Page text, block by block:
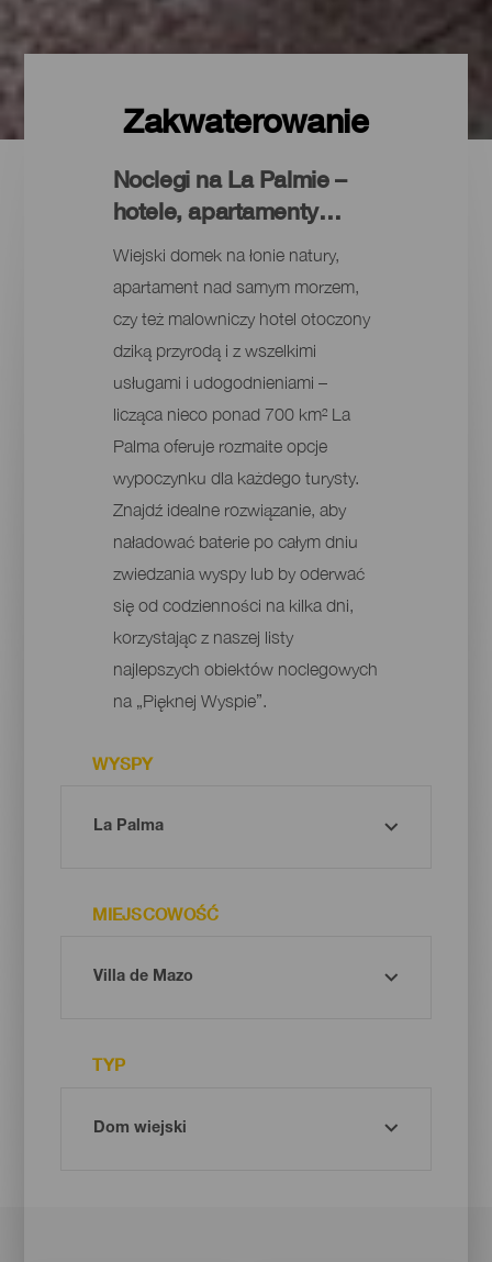
Zakwaterowanie
Noclegi na La Palmie –
hotele, apartamenty…
Wiejski domek na łonie natury,
apartament nad samym morzem,
czy też malowniczy hotel otoczony
dziką przyrodą i z wszelkimi
usługami i udogodnieniami –
licząca nieco ponad 700 km² La
Palma oferuje rozmaite opcje
wypoczynku dla każdego turysty.
Znajdź idealne rozwiązanie, aby
naładować baterie po całym dniu
zwiedzania wyspy lub by oderwać
się od codzienności na kilka dni,
korzystając z naszej listy
najlepszych obiektów noclegowych
na „Pięknej Wyspie”.
WYSPY
MIEJSCOWOŚĆ
TYP